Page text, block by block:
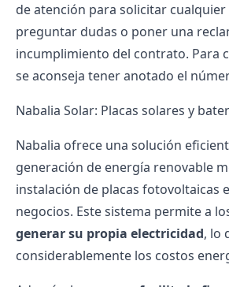
de atención para solicitar
preguntar dudas o poner una
incumplimiento del contrato. Para
se aconseja tener anotado el
Nabalia Solar: Placas solares y
Nabalia ofrece una solución
generación de energía renovable
instalación de placas fotovoltaicas
negocios. Este sistema permite a
generar su propia electricidad, lo
considerablemente los costos